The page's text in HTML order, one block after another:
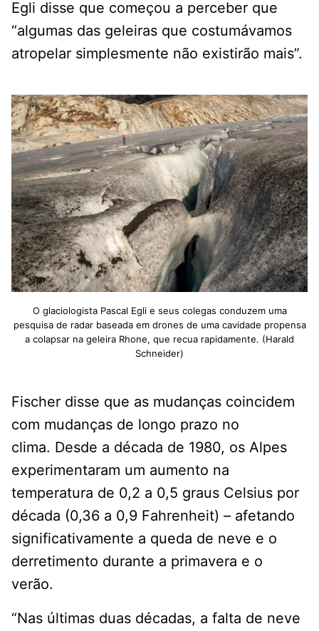
Egli disse que começou a perceber que
“algumas das geleiras que costumávamos
atropelar simplesmente não existirão mais”.
O glaciologista Pascal Egli e seus colegas conduzem uma
pesquisa de radar baseada em drones de uma cavidade propensa
a colapsar na geleira Rhone, que recua rapidamente. (Harald
Schneider)
Fischer disse que as mudanças coincidem
com mudanças de longo prazo no
clima. Desde a década de 1980, os Alpes
experimentaram um aumento na
temperatura de 0,2 a 0,5 graus Celsius por
década (0,36 a 0,9 Fahrenheit) – afetando
significativamente a queda de neve e o
derretimento durante a primavera e o
verão.
“Nas últimas duas décadas, a falta de neve